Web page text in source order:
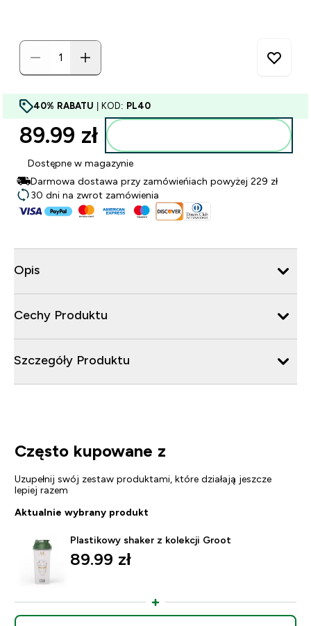
40% RABATU | KOD: PL40
89.99 zł‎
Dostępne w magazynie
Darmowa dostawa przy zamówieńiach powyżej 229 zł
30 dni na zwrot zamówienia
Opis
Cechy Produktu
Szczegóły Produktu
Często kupowane z
Uzupełnij swój zestaw produktami, które działają jeszcze
lepiej razem
Aktualnie wybrany produkt
Plastikowy shaker z kolekcji Groot
89.99 zł‎